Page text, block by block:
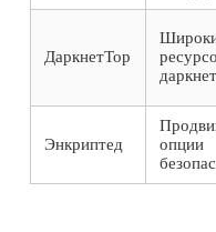
ДаркнетТор
Энкриптед
опции